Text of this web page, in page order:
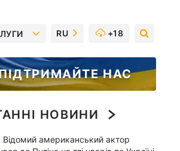
RU +18
НАС
НОВИНИ
Відомий американський актор